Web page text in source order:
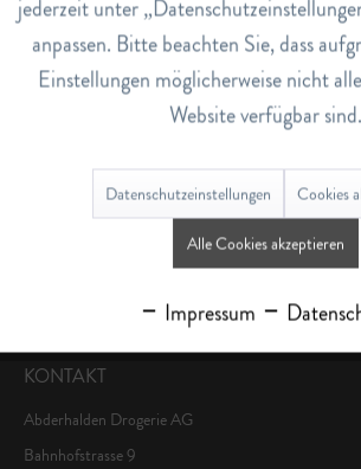
Lagerbestand
Bewertungen lesen, schreiben und
KONTAKT
Abderhalden Drogerie AG
Bahnhofstrasse 9
jederzeit unter
anpassen. Bitte beachten Sie, dass
Einstellungen möglicherweise nicht
Website verfügbar sind.
Datenschutzeinstellungen Cookies
Alle Cookies akzeptieren
Impressum